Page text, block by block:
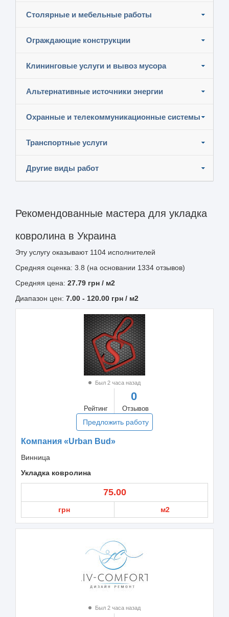
Столярные и мебельные работы
Ограждающие конструкции
Клининговые услуги и вывоз мусора
Альтернативные источники энергии
Охранные и телекоммуникационные системы
Транспортные услуги
Другие виды работ
Рекомендованные мастера для укладка
ковролина в Украина
Эту услугу оказывают 1104 исполнителей
Средняя оценка: 3.8 (на основании 1334 отзывов)
Средняя цена: 27.79 грн / м2
Диапазон цен: 7.00 - 120.00 грн / м2
Был 2 часа назад
Рейтинг
0
Отзывов
Предложить работу
Компания «Urban Bud»
Винница
Укладка ковролина
75.00
грн м2
Был 2 часа назад